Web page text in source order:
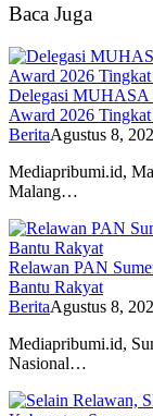
Baca Juga
Delegasi MUHASA
Award 2026
BeritaAgustus 8,
Mediapribumi.id,
Malang…
Relawan PAN
Bantu Rakyat
BeritaAgustus 8,
Mediapribumi.id,
Nasional…